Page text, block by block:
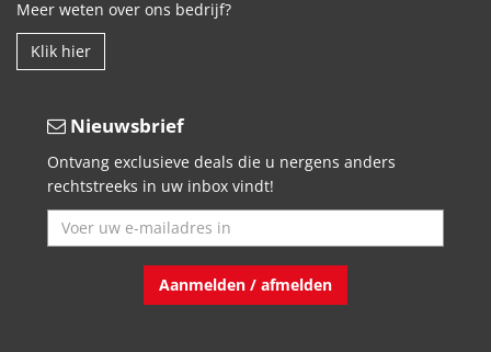
Meer weten over ons bedrijf?
Klik hier
Nieuwsbrief
Ontvang exclusieve deals die u nergens anders
rechtstreeks in uw inbox vindt!
Aanmelden / afmelden